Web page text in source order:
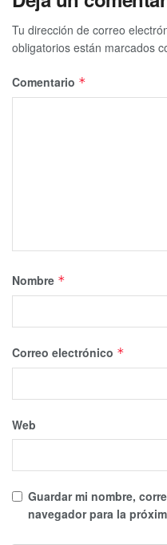
Tu dirección de correo
obligatorios están marcados
Comentario *
Nombre *
Correo electrónico *
Web
Guardar mi nombre,
navegador para la